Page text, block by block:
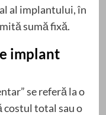
al implantului, în
sumă fixă.
implant
se referă la o
costul total sau o